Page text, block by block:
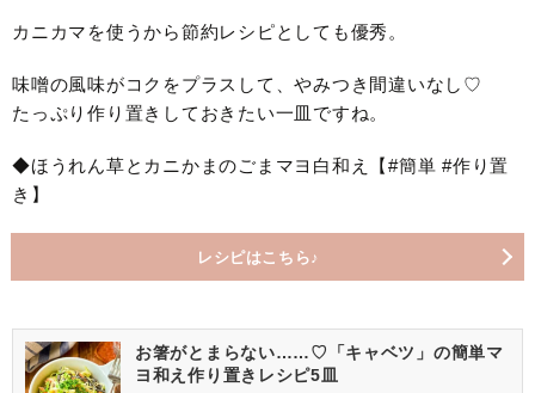
カニカマを使うから節約レシピとしても優秀。
味噌の風味がコクをプラスして、やみつき間違いなし♡
たっぷり作り置きしておきたい一皿ですね。
◆ほうれん草とカニかまのごまマヨ白和え【#簡単 #作り置
き】
レシピはこちら♪
お箸がとまらない……♡「キャベツ」の簡単マ
ヨ和え作り置きレシピ5皿